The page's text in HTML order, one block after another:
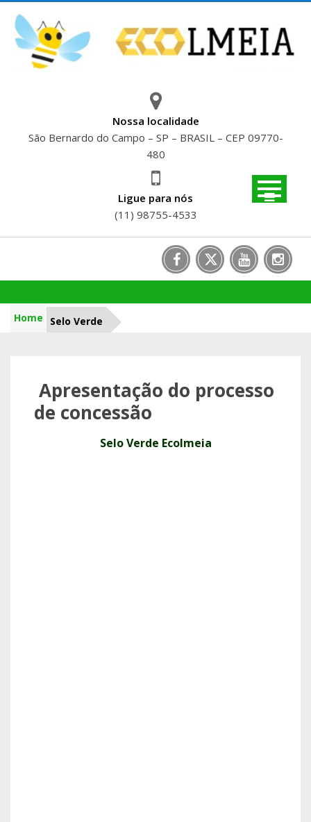
content
Nossa localidade
São Bernardo do Campo – SP – BRASIL – CEP 09770-
480
Ligue para nós
(11) 98755-4533
Home Selo Verde
Apresentação do processo
de concessão
Selo Verde Ecolmeia